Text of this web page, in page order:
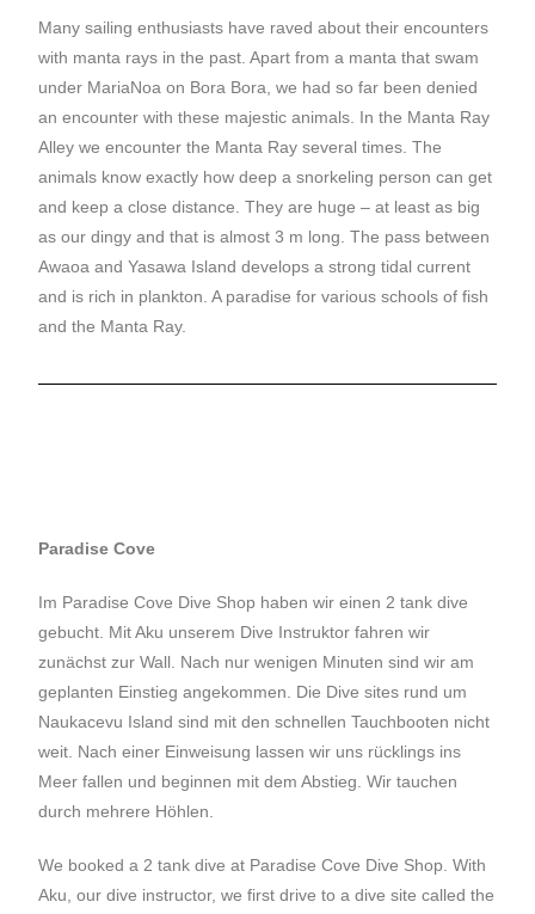
Many sailing enthusiasts have raved about their encounters
with manta rays in the past. Apart from a manta that swam
under MariaNoa on Bora Bora, we had so far been denied
an encounter with these majestic animals. In the Manta Ray
Alley we encounter the Manta Ray several times. The
animals know exactly how deep a snorkeling person can get
and keep a close distance. They are huge – at least as big
as our dingy and that is almost 3 m long. The pass between
Awaoa and Yasawa Island develops a strong tidal current
and is rich in plankton. A paradise for various schools of fish
and the Manta Ray.
Paradise Cove
Im Paradise Cove Dive Shop haben wir einen 2 tank dive
gebucht. Mit Aku unserem Dive Instruktor fahren wir
zunächst zur Wall. Nach nur wenigen Minuten sind wir am
geplanten Einstieg angekommen. Die Dive sites rund um
Naukacevu Island sind mit den schnellen Tauchbooten nicht
weit. Nach einer Einweisung lassen wir uns rücklings ins
Meer fallen und beginnen mit dem Abstieg. Wir tauchen
durch mehrere Höhlen.
We booked a 2 tank dive at Paradise Cove Dive Shop. With
Aku, our dive instructor, we first drive to a dive site called the